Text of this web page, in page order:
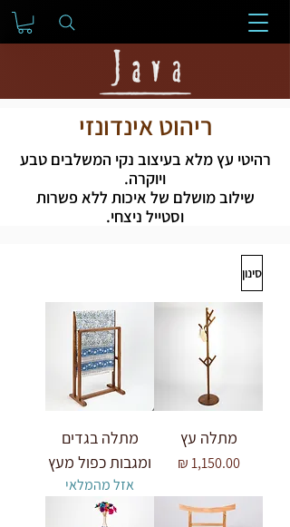
ריהוט אינדונזי
רהיטי עץ מלא בעיצוב נקי המשלבים טבע
ויוקרה.
שילוב מושלם של איכות ללא פשרות
וסטייל ניצחי.
סינון
מתלה עץ
מחיר‏1,150.00 ‏₪
מתלה בגדים
ומגבות כפול מעץ
אזל מהמלאי